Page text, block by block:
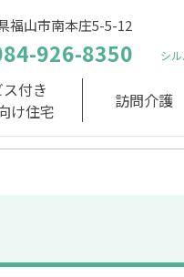
福山市南本庄5-5-12
926-8350 シ
付き
け住宅
訪問介護